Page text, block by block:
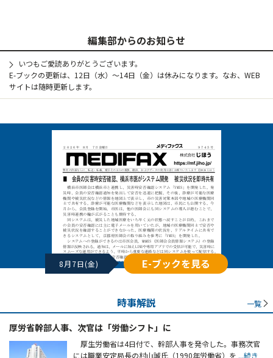
編集部からのお知らせ
いつもご愛読ありがとうございます。
E-ブックの更新は、12日（水）～14日（金）は休みになります。なお、WEB
サイトは随時更新します。
8月7日(金) E-ブックを見る
時事解説 一覧
厚労省幹部人事、次官は「労働シフト」に
厚生労働省は4日付で、幹部人事を発令した。事務次官
には職業安定局長の村山誠氏（1990年労働省）を ...続き